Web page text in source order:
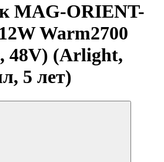
MAG-ORIENT-
Warm2700
48V) (Arlight,
5 лет)